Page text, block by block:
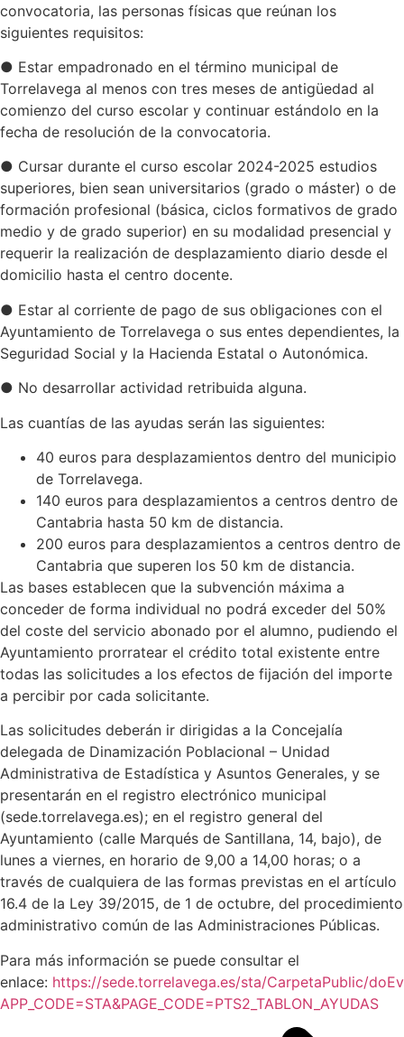
convocatoria, las personas físicas que reúnan los
siguientes requisitos:
● Estar empadronado en el término municipal de
Torrelavega al menos con tres meses de antigüedad al
comienzo del curso escolar y continuar estándolo en la
fecha de resolución de la convocatoria.
● Cursar durante el curso escolar 2024-2025 estudios
superiores, bien sean universitarios (grado o máster) o de
formación profesional (básica, ciclos formativos de grado
medio y de grado superior) en su modalidad presencial y
requerir la realización de desplazamiento diario desde el
domicilio hasta el centro docente.
● Estar al corriente de pago de sus obligaciones con el
Ayuntamiento de Torrelavega o sus entes dependientes, la
Seguridad Social y la Hacienda Estatal o Autonómica.
● No desarrollar actividad retribuida alguna.
Las cuantías de las ayudas serán las siguientes:
40 euros para desplazamientos dentro del municipio
de Torrelavega.
140 euros para desplazamientos a centros dentro de
Cantabria hasta 50 km de distancia.
200 euros para desplazamientos a centros dentro de
Cantabria que superen los 50 km de distancia.
Las bases establecen que la subvención máxima a
conceder de forma individual no podrá exceder del 50%
del coste del servicio abonado por el alumno, pudiendo el
Ayuntamiento prorratear el crédito total existente entre
todas las solicitudes a los efectos de fijación del importe
a percibir por cada solicitante.
Las solicitudes deberán ir dirigidas a la Concejalía
delegada de Dinamización Poblacional – Unidad
Administrativa de Estadística y Asuntos Generales, y se
presentarán en el registro electrónico municipal
(sede.torrelavega.es); en el registro general del
Ayuntamiento (calle Marqués de Santillana, 14, bajo), de
lunes a viernes, en horario de 9,00 a 14,00 horas; o a
través de cualquiera de las formas previstas en el artículo
16.4 de la Ley 39/2015, de 1 de octubre, del procedimiento
administrativo común de las Administraciones Públicas.
Para más información se puede consultar el
enlace: https://sede.torrelavega.es/sta/CarpetaPublic/
APP_CODE=STA&PAGE_CODE=PTS2_TABLON_AYUDAS